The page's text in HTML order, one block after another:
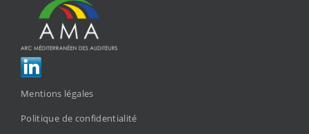
Mentions légales
Politique de confidentialité